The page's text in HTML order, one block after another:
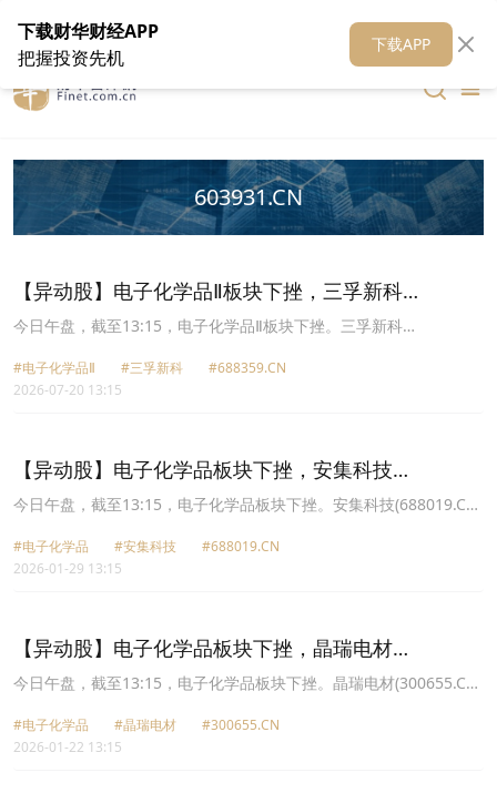
在线客服 关于我们 财华媒体矩阵 财华智库
603931.CN
【异动股】电子化学品Ⅱ板块下挫，三孚新科
(688359.CN)跌16.04%
今日午盘，截至13:15，电子化学品Ⅱ板块下挫。三孚新科
报22.23元，金宏气体(688106.CN)跌11.48%报29.21元，兴福电子
(688545.CN)跌10.67%报74.35元，菲沃泰(688371.CN)跌10.39%报
38.78元。
#电子化学品Ⅱ #三孚新科
#688359.CN
2026-07-20 13:15
【异动股】电子化学品板块下挫，安集科技
(688019.CN)跌6.18%
今日午盘，截至13:15，电子化学品板块下挫。安集科技(688019.CN)
化微(603078.CN)跌3.33%报26.1元，中船特气(688146.CN)跌3.08%
报46.96元，鼎龙股份(300054.CN)跌3.05%报45.2元，格林达
#电子化学品 #安集科技
#688019.CN
2026-01-29 13:15
【异动股】电子化学品板块下挫，晶瑞电材
(300655.CN)跌8.87%
今日午盘，截至13:15，电子化学品板块下挫。晶瑞电材(300655.CN)
体(688548.CN)跌6.10%报21.86元，南大光电(300346.CN)跌4.86%
报58.2元，上海新阳(300236.CN)跌4.67%报80.66元，飞凯材料
#电子化学品 #晶瑞电材
#300655.CN
2026-01-22 13:15
下载财华财经APP
把握投资先机
下载APP